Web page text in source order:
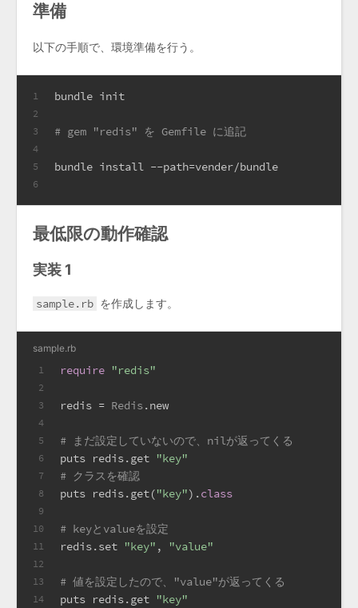
準備
以下の手順で、環境準備を行う。
1
2
3
4
5
6
bundle init
# gem "redis" を Gemfile に追記
bundle install --path=vender/bundle
最低限の動作確認
実装 1
sample.rb を作成します。
sample.rb
1
2
3
4
5
6
7
8
9
10
11
12
13
14
require "redis"
redis = Redis .new
# まだ設定していないので、nilが返ってくる
puts redis.get "key"
# クラスを確認
puts redis.get("key").class
# keyとvalueを設定
redis.set "key" , "value"
# 値を設定したので、"value"が返ってくる
puts redis.get "key"